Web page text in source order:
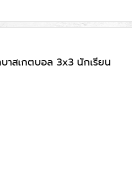
าสเกตบอล 3x3 นักเรียน